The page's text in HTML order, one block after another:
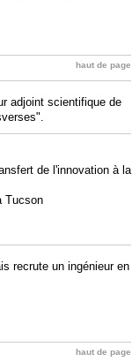
haut de page
adjoint scientifique de
de l'innovation à la
Tucson
recrute un ingénieur en
haut de page